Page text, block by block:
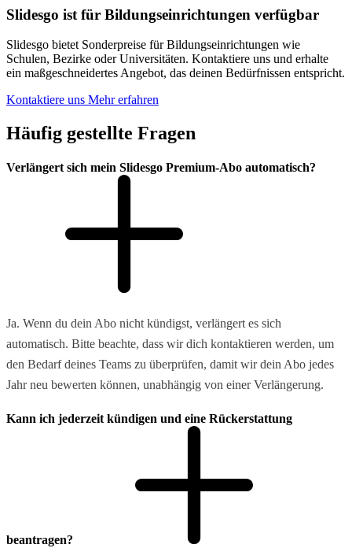
Slidesgo ist für Bildungseinrichtungen verfügbar
Slidesgo bietet Sonderpreise für Bildungseinrichtungen wie
Schulen, Bezirke oder Universitäten. Kontaktiere uns und erhalte
ein maßgeschneidertes Angebot, das deinen Bedürfnissen entspricht.
Kontaktiere uns Mehr erfahren
Häufig gestellte Fragen
Verlängert sich mein Slidesgo Premium-Abo automatisch?
Ja. Wenn du dein Abo nicht kündigst, verlängert es sich
automatisch. Bitte beachte, dass wir dich kontaktieren werden, um
den Bedarf deines Teams zu überprüfen, damit wir dein Abo jedes
Jahr neu bewerten können, unabhängig von einer Verlängerung.
Kann ich jederzeit kündigen und eine Rückerstattung
beantragen?